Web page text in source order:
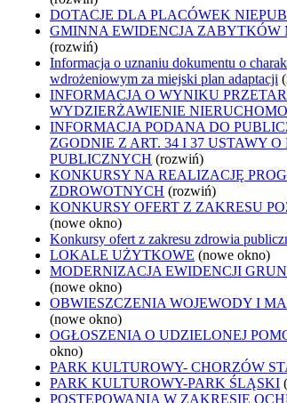
DOTACJE DLA PLACÓWEK
GMINNA EWIDENCJA ZABYTKÓW
(rozwiń)
Informacja o uznaniu dokumentu o
wdrożeniowym za miejski plan adaptacji
INFORMACJA O WYNIKU
WYDZIERŻAWIENIE
INFORMACJA PODANA DO
ZGODNIE Z ART. 34 I 37 USTAWY
PUBLICZNYCH (rozwiń)
KONKURSY NA REALIZACJĘ
ZDROWOTNYCH (rozwiń)
KONKURSY OFERT Z ZAKRESU
(nowe okno)
Konkursy ofert z zakresu zdrowia
LOKALE UŻYTKOWE (nowe okno)
MODERNIZACJA EWIDENCJI
(nowe okno)
OBWIESZCZENIA WOJEWODY I
(nowe okno)
OGŁOSZENIA O UDZIELONEJ
okno)
PARK KULTUROWY- CHORZÓW
PARK KULTUROWY-PARK ŚLĄSKI
POSTĘPOWANIA W ZAKRESIE